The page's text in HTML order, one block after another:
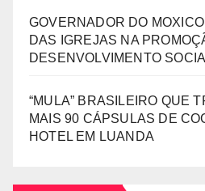
GOVERNADOR DO
DAS IGREJAS NA
DESENVOLVIMENTO
“MULA” BRASILEIRO QUE
MAIS 90 CÁPSULAS DE
HOTEL EM LUANDA